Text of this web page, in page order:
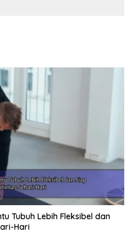
Tubuh Lebih Fleksibel dan
Hari